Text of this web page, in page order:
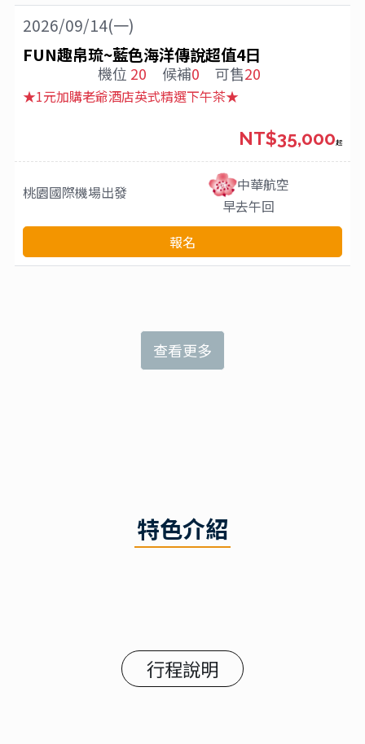
2026/09/14(一)
FUN趣帛琉~藍色海洋傳說超值4日
機位 20 候補0 可售20
★1元加購老爺酒店英式精選下午茶★
桃園國際機場出發
中華航空
早去午回
NT$35,000起
報名
查看更多
特色介紹
行程說明